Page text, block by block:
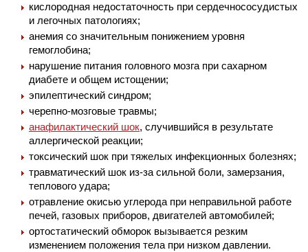
кислородная недостаточность при сердечнососудистых
и легочных патологиях;
анемия со значительным понижением уровня
гемоглобина;
нарушение питания головного мозга при сахарном
диабете и общем истощении;
эпилептический синдром;
черепно-мозговые травмы;
анафилактический шок, случившийся в результате
аллергической реакции;
токсический шок при тяжелых инфекционных болезнях;
травматический шок из-за сильной боли, замерзания,
теплового удара;
отравление окисью углерода при неправильной работе
печей, газовых приборов, двигателей автомобилей;
ортостатический обморок вызывается резким
изменением положения тела при низком давлении.